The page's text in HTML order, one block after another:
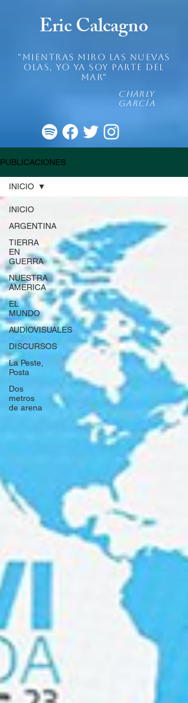
Eric Calcagno
"mientras miro las nuevas
olas, yo ya soy parte del
mar"
Charly
García
PUBLICACIONES
INICIO
ARGENTINA
TIERRA
EN
GUERRA
NUESTRA
AMERICA
EL
MUNDO
AUDIOVISUALES
DISCURSOS
La Peste,
Posta
Dos
metros
de arena
INICIO